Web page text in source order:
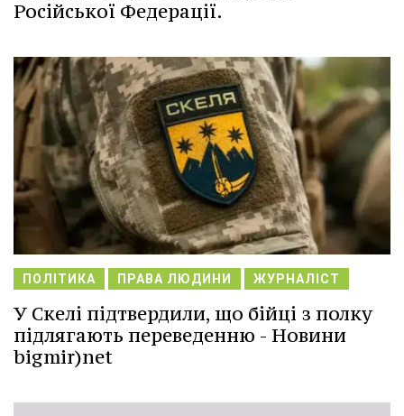
Російської Федерації.
ПОЛІТИКА ПРАВА ЛЮДИНИ ЖУРНАЛІСТ
У Скелі підтвердили, що бійці з полку
підлягають переведенню - Новини
bigmir)net